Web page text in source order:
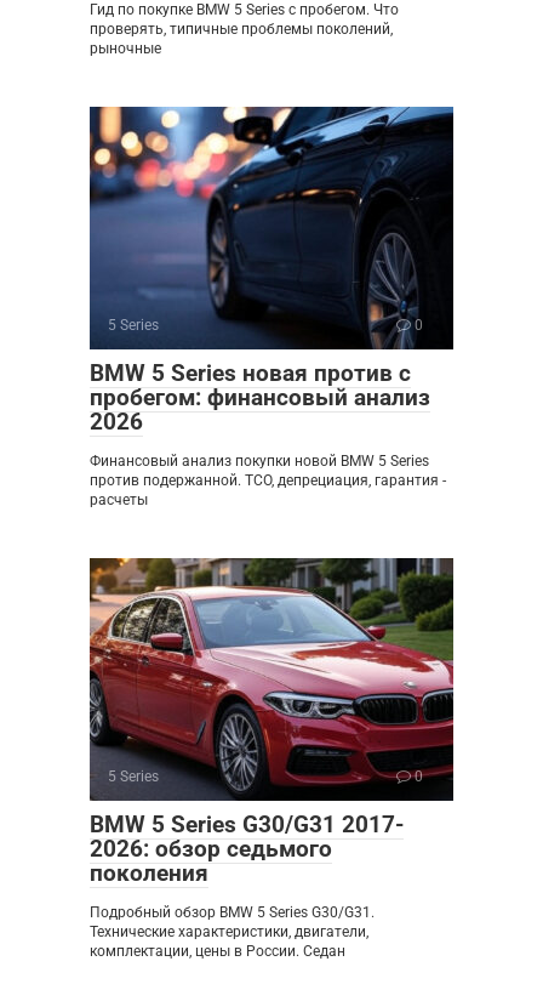
Гид по покупке BMW 5 Series с пробегом. Что
проверять, типичные проблемы поколений,
рыночные
5 Series 0
BMW 5 Series новая против с
пробегом: финансовый анализ
2026
Финансовый анализ покупки новой BMW 5 Series
против подержанной. TCO, депрециация, гарантия -
расчеты
5 Series 0
BMW 5 Series G30/G31 2017-
2026: обзор седьмого
поколения
Подробный обзор BMW 5 Series G30/G31.
Технические характеристики, двигатели,
комплектации, цены в России. Седан